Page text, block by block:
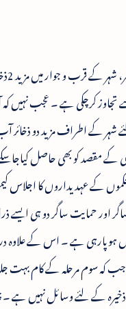
چیف منسٹر
پینے کے پانی کے مسئلہ کی یکسوئی ہوسکے ۔ شہرکی آبادی فی الوقت70لاکھ سے تجاوز
کے لئے شہر کے اطراف مزید دو ذخائر
کے مقصد کو بھی حاصل
کے عہدیداروں کا
اور حمایت ساگر دو ہی ایسے
ہوپارہی ہے ۔ اس کے علاوہ
جب کہ سوم مرحلہ کے کام بہت
کے لئے وسائل نہیں ہے ۔